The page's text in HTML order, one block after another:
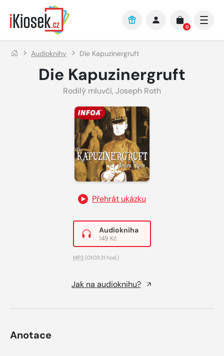
Přejít na hlavní obsah
0
Audioknihy Die Kapuzinergruft
Die Kapuzinergruft
Rodilý mluvčí, Joseph Roth
Přehrát ukázku
Audiokniha
149 Kč
MP3 (01:03:21 hod.)
Jak na audioknihu?
Anotace